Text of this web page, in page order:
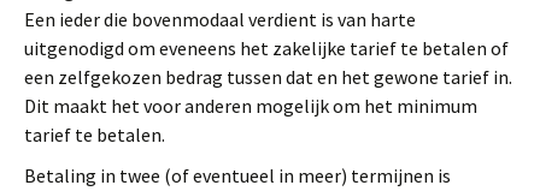
Een ieder die bovenmodaal verdient is van harte
uitgenodigd om eveneens het zakelijke tarief te betalen of
een zelfgekozen bedrag tussen dat en het gewone tarief in.
Dit maakt het voor anderen mogelijk om het minimum
tarief te betalen.
Betaling in twee (of eventueel in meer) termijnen is